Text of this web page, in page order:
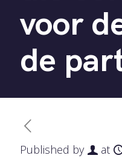
voor
de
Published by at